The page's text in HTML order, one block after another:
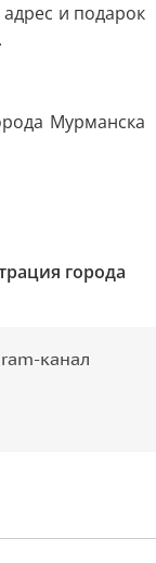
и подарок
Мурманска
города
канал